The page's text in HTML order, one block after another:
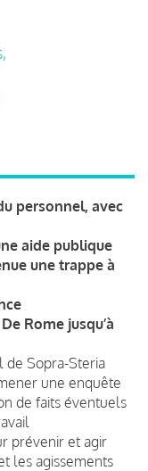
personnel, avec
aide publique
une trappe à
Rome jusqu’à
de Sopra-Steria
une enquête
de faits éventuels
prévenir et agir
les agissements